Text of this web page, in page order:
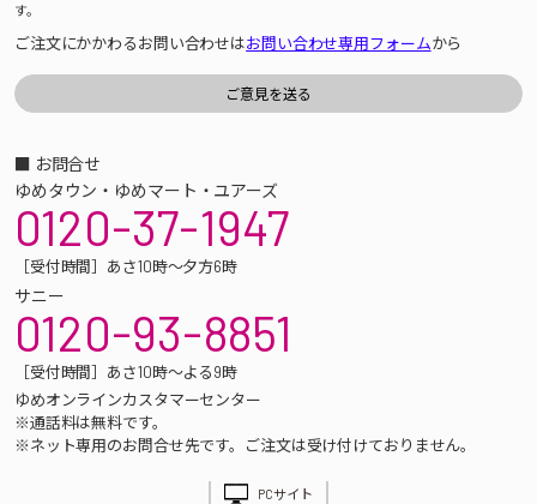
す。
ご注文にかかわるお問い合わせはお問い合わせ専用フォームから
■ お問合せ
ゆめタウン・ゆめマート・ユアーズ
0120-37-1947
［受付時間］あさ10時～夕方6時
サニー
0120-93-8851
［受付時間］あさ10時～よる9時
ゆめオンラインカスタマーセンター
※通話料は無料です。
※ネット専用のお問合せ先です。ご注文は受け付けておりません。
PCサイト